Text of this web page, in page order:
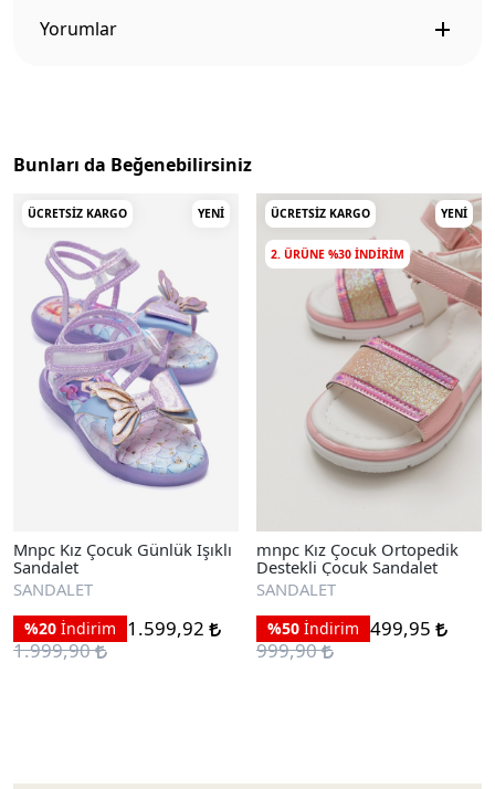
Yorumlar
Bunları da Beğenebilirsiniz
ÜCRETSIZ KARGO YENI
Mnpc Kız Çocuk Günlük Işıklı
Sandalet
SANDALET
%20 İndirim
1.599,92
1.999,90
ÜCRETSIZ KARGO YENI
2. ÜRÜNE %30 INDIRIM
mnpc Kız Çocuk Ortopedik
Destekli Çocuk Sandalet
SANDALET
%50 İndirim 499,95
999,90